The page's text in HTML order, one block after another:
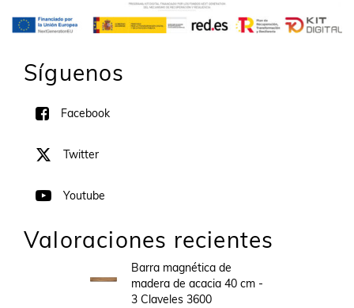
Síguenos
Facebook
Twitter
Youtube
Valoraciones recientes
Barra magnética de
madera de acacia 40 cm -
3 Claveles 3600